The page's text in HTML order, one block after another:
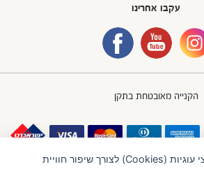
עקבו אחרינו
הקנייה מאובטחת בתקן
אנו עושים שימוש בקובצי עוגיות (Cookies) לצורך שיפור חוויית